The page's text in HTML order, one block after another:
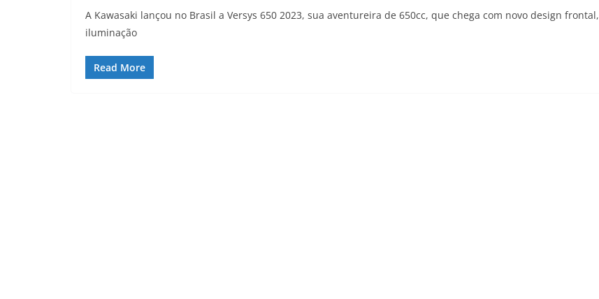
A Kawasaki lançou no Brasil a Versys 650 2023, sua aventureira de 650cc, que chega com novo design frontal,
iluminação
Read More